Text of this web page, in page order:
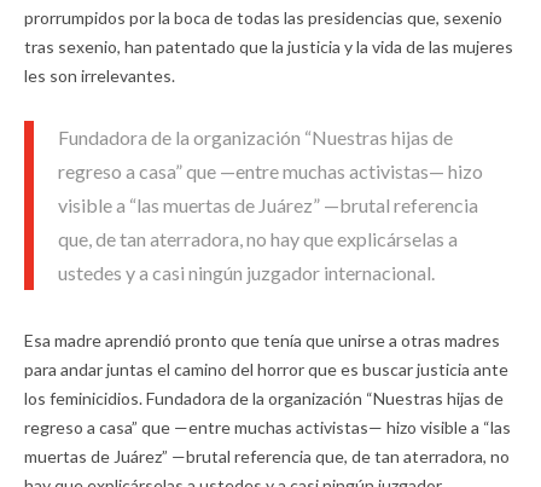
prorrumpidos por la boca de todas las presidencias que, sexenio
tras sexenio, han patentado que la justicia y la vida de las mujeres
les son irrelevantes.
Fundadora de la organización “Nuestras hijas de
regreso a casa” que —entre muchas activistas— hizo
visible a “las muertas de Juárez” —brutal referencia
que, de tan aterradora, no hay que explicárselas a
ustedes y a casi ningún juzgador internacional.
Esa madre aprendió pronto que tenía que unirse a otras madres
para andar juntas el camino del horror que es buscar justicia ante
los feminicidios. Fundadora de la organización “Nuestras hijas de
regreso a casa” que —entre muchas activistas— hizo visible a “las
muertas de Juárez” —brutal referencia que, de tan aterradora, no